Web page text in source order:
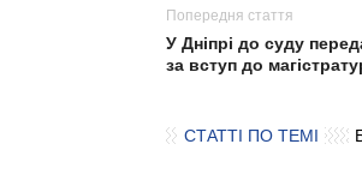
Попередня стаття
У Дніпрі до суду
за вступ до
СТАТТІ ПО ТЕМІ